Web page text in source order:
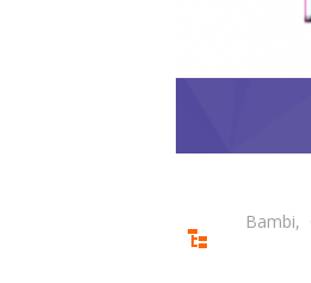
Bambi,